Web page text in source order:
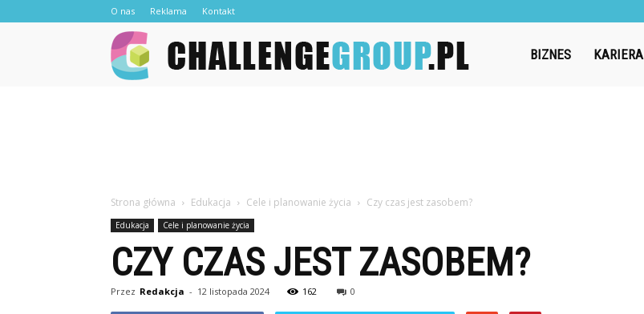
O nas Reklama Kontakt
Challengegroup.pl
BIZNES KARIERA
Strona główna Edukacja Cele i planowanie życia Czy czas jest zasobem?
Edukacja Cele i planowanie życia
CZY CZAS JEST ZASOBEM?
Przez Redakcja - 12 listopada 2024 162 0